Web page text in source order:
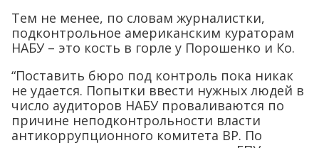
Тем не менее, по словам журналистки,
подконтрольное американским кураторам
НАБУ – это кость в горле у Порошенко и Ко.
“Поставить бюро под контроль пока никак
не удается. Попытки ввести нужных людей в
число аудиторов НАБУ проваливаются по
причине неподконтрольности власти
антикоррупционного комитета ВР. По